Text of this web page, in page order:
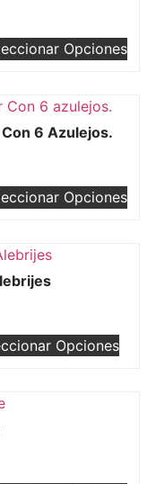
Opciones
6 Azulejos.
Opciones
Opciones